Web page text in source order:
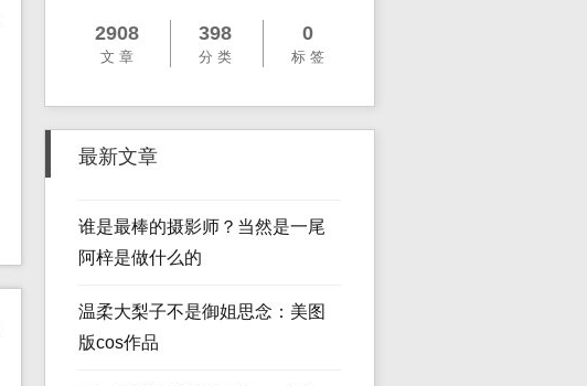
2908
文 章
398
分 类
0
标 签
最新文章
谁是最棒的摄影师？当然是一尾
阿梓是做什么的
温柔大梨子不是御姐思念：美图
版cos作品